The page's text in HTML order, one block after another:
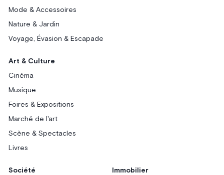
Mode & Accessoires
Nature & Jardin
Voyage, Évasion & Escapade
Art & Culture
Cinéma
Musique
Foires & Expositions
Marché de l'art
Scène & Spectacles
Livres
Société Immobilier